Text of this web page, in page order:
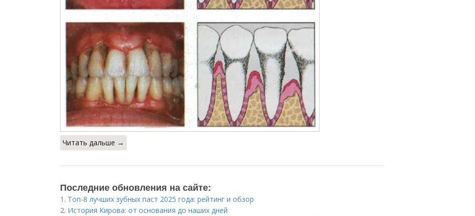
Читать дальше →
Последние обновления на сайте:
1. Топ-8 лучших зубных паст 2025 года: рейтинг и обзор
2. История Кирова: от основания до наших дней